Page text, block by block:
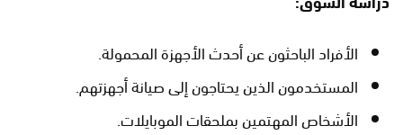
الأفراد الباحثون عن أحدث الأجهزة المحمولة.
المستخدمون الذين يحتاجون إلى صيانة أجهزتهم.
الأشخاص المهتمين بملحقات الموبايلات.